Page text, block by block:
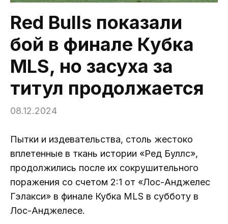
Red Bulls показали
бой в финале Кубка
MLS, но засуха за
титул продолжается
08.12.2024
Пытки и издевательства, столь жестоко
вплетенные в ткань истории «Ред Буллс»,
продолжились после их сокрушительного
поражения со счетом 2:1 от «Лос-Анджелес
Гэлакси» в финале Кубка MLS в субботу в
Лос-Анджелесе.